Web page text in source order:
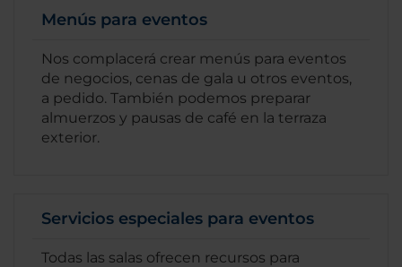
Menús para eventos
Nos complacerá crear menús para eventos
de negocios, cenas de gala u otros eventos,
a pedido. También podemos preparar
almuerzos y pausas de café en la terraza
exterior.
Servicios especiales para eventos
Todas las salas ofrecen recursos para